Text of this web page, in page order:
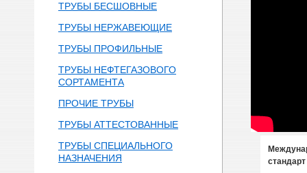
ТРУБЫ БЕСШОВНЫЕ
ТРУБЫ НЕРЖАВЕЮЩИЕ
ТРУБЫ ПРОФИЛЬНЫЕ
ТРУБЫ НЕФТЕГАЗОВОГО
СОРТАМЕНТА
ПРОЧИЕ ТРУБЫ
ТРУБЫ АТТЕСТОВАННЫЕ
ТРУБЫ СПЕЦИАЛЬНОГО
НАЗНАЧЕНИЯ
стандарт